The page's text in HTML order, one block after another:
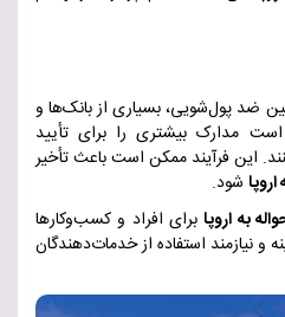
ضد پول‌شویی، بسیاری از بانک‌ها و
مدارک بیشتری را برای تأیید
این فرآیند ممکن است باعث تأخیر
شود.
به اروپابرای افراد و کسب‌وکارها
و نیازمند استفاده از خدمات‌دهندگان